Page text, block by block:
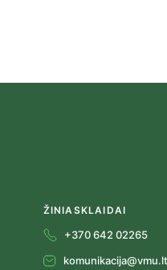
ŽINIASKLAIDAI
+370 642 02265
komunikacija@vmu.lt